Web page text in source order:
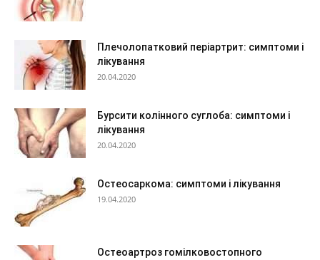
Плечолопатковий періартрит: симптоми і
лікування
20.04.2020
Бурсити колінного суглоба: симптоми і
лікування
20.04.2020
Остеосаркома: симптоми і лікування
19.04.2020
Остеоартроз гомілковостопного